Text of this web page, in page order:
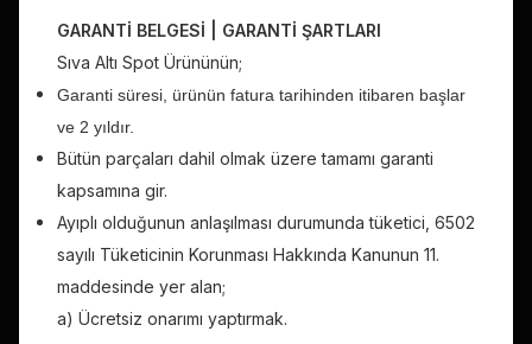
GARANTİ BELGESİ | GARANTİ ŞARTLARI
Sıva Altı Spot Ürününün;
Garanti süresi, ürünün fatura tarihinden itibaren başlar
ve 2 yıldır.
Bütün parçaları dahil olmak üzere tamamı garanti
kapsamına gir.
Ayıplı olduğunun anlaşılması durumunda tüketici, 6502
sayılı Tüketicinin Korunması Hakkında Kanunun 11.
maddesinde yer alan;
a) Ücretsiz onarımı yaptırmak.